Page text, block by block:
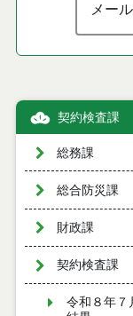
メー
契約検査課
総務課
総合防災課
財政課
契約検査課
令和８年